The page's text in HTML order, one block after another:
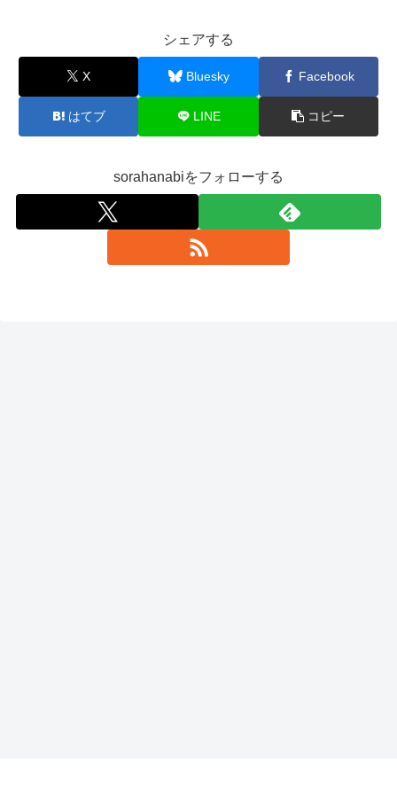
シェアする
X Bluesky Facebook
はてブ LINE コピー
sorahanabiをフォローする